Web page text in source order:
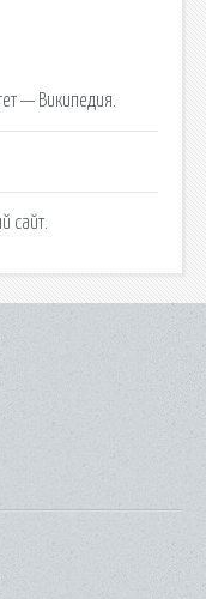
— Википедия.
сайт.